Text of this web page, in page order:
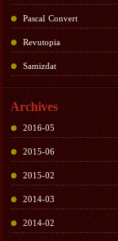
Pascal Convert
Revutopia
Samizdat
Archives
2016-05
2015-06
2015-02
2014-03
2014-02